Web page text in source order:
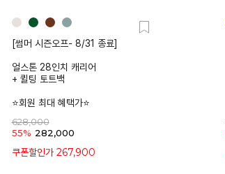
[썸머 시즌오프- 8/31 종료]
얼스톤 28인치 캐리어
+ 퀼팅 토트백
⭐회원 최대 혜택가⭐
628,000
55% 282,000
쿠폰할인가 267,900